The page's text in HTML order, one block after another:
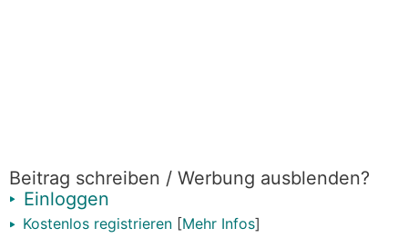
Beitrag schreiben / Werbung ausblenden?
Einloggen
Kostenlos registrieren [Mehr Infos]